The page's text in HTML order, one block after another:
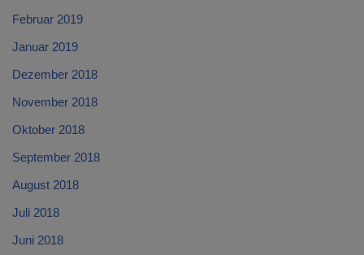
Februar 2019
Januar 2019
Dezember 2018
November 2018
Oktober 2018
September 2018
August 2018
Juli 2018
Juni 2018